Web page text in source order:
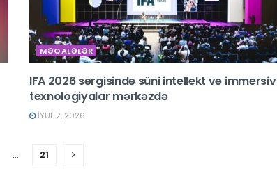
MƏQALƏLƏR
IFA 2026 sərgisində süni intellekt və immersiv
texnologiyalar mərkəzdə
İYUL 2, 2026
… 21